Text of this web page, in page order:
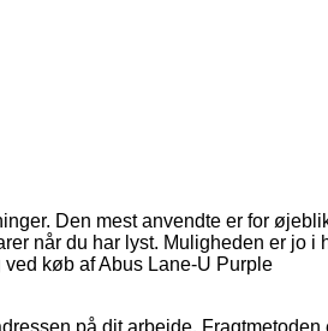
Den mest anvendte er for
når du har lyst. Muligheden er jo i
køb af Abus Lane-U Purple
på dit arbejde. Fragtmetoden